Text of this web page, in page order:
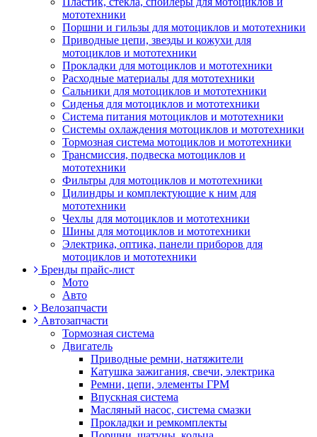
мототехники
Поршни и гильзы для мотоциклов и мототехники
Приводные цепи, звезды и кожухи для
мотоциклов и мототехники
Прокладки для мотоциклов и мототехники
Расходные материалы для мототехники
Сальники для мотоциклов и мототехники
Сиденья для мотоциклов и мототехники
Система питания мотоциклов и мототехники
Системы охлаждения мотоциклов и мототехники
Тормозная система мотоциклов и мототехники
Трансмиссия, подвеска мотоциклов и
мототехники
Фильтры для мотоциклов и мототехники
Цилиндры и комплектующие к ним для
мототехники
Чехлы для мотоциклов и мототехники
Шины для мотоциклов и мототехники
Электрика, оптика, панели приборов для
мотоциклов и мототехники
Бренды прайс-лист
Мото
Авто
Велозапчасти
Автозапчасти
Тормозная система
Двигатель
Приводные ремни, натяжители
Катушка зажигания, свечи, электрика
Ремни, цепи, элементы ГРМ
Впускная система
Масляный насос, система смазки
Прокладки и ремкомплекты